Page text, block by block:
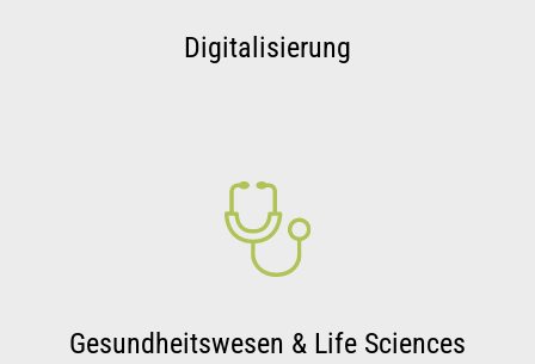
Digitalisierung
Gesundheitswesen & Life Sciences